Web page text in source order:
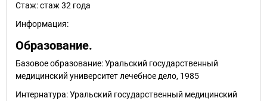
Стаж:стаж 32 года
Информация:
Образование.
Базовое образование: Уральский государственный
медицинский университет лечебное дело, 1985
Интернатура: Уральский государственный медицинский